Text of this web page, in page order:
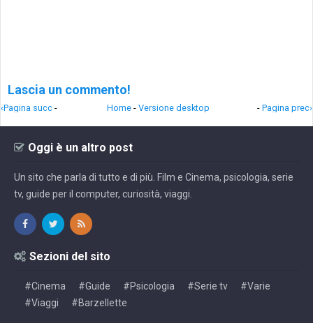
Lascia un commento!
‹Pagina succ - - Pagina prec›
Home - Versione desktop
Oggi è un altro post
Un sito che parla di tutto e di più. Film e Cinema, psicologia, serie
tv, guide per il computer, curiosità, viaggi.
Sezioni del sito
#Cinema #Guide #Psicologia #Serie tv
#Varie
#Viaggi
#Barzellette